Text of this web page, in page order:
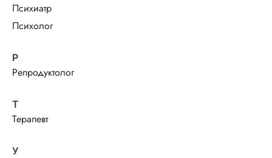
Психиатр
Психолог
Р
Репродуктолог
Т
Терапевт
У